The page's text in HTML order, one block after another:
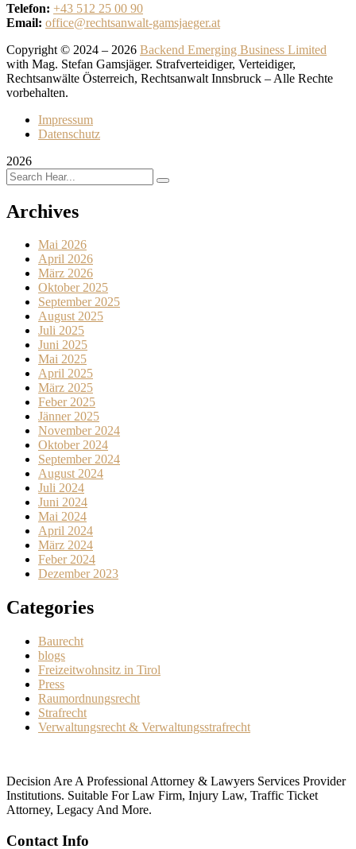
Telefon: +43 512 25 00 90
Email: office@rechtsanwalt-gamsjaeger.at
Copyright © 2024 – 2026 Backend Emerging Business Limited
with Mag. Stefan Gamsjäger. Strafverteidiger, Verteidiger,
Rechtsanwälte Österreich, Rechtsanwalt Innsbruck – Alle Rechte
vorbehalten.
Impressum
Datenschutz
2026
Archives
Mai 2026
April 2026
März 2026
Oktober 2025
September 2025
August 2025
Juli 2025
Juni 2025
Mai 2025
April 2025
März 2025
Feber 2025
Jänner 2025
November 2024
Oktober 2024
September 2024
August 2024
Juli 2024
Juni 2024
Mai 2024
April 2024
März 2024
Feber 2024
Dezember 2023
Categories
Baurecht
blogs
Freizeitwohnsitz in Tirol
Press
Raumordnungsrecht
Strafrecht
Verwaltungsrecht & Verwaltungsstrafrecht
Decision Are A Professional Attorney & Lawyers Services Provider
Institutions. Suitable For Law Firm, Injury Law, Traffic Ticket
Attorney, Legacy And More.
Contact Info